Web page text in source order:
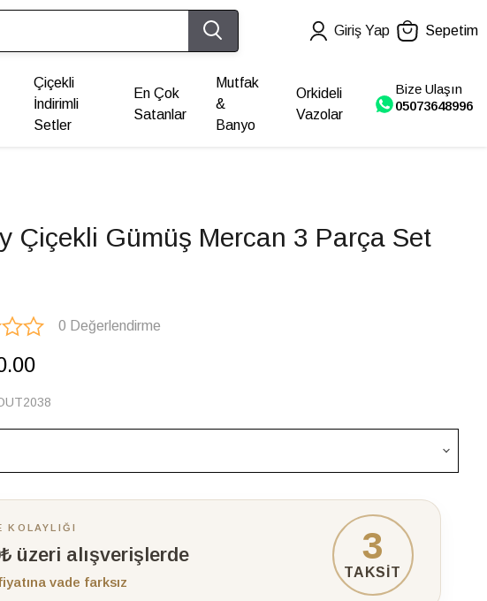
Giriş Yap Sepetim
Çiçekli
İndirimli
Setler
En Çok
Satanlar
Mutfak
&
Banyo
Orkideli
Vazolar
Bize Ulaşın
05073648996
Çiçekli Gümüş Mercan 3 Parça Set
0 Değerlendirme
KOLAYLIĞI
üzeri alışverişlerde
vade farksız
3
TAKSİT